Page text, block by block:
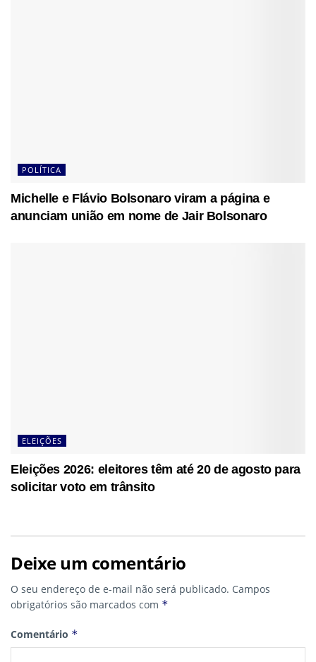
POLÍTICA
Michelle e Flávio Bolsonaro viram a página e
anunciam união em nome de Jair Bolsonaro
ELEIÇÕES
Eleições 2026: eleitores têm até 20 de agosto para
solicitar voto em trânsito
Deixe um comentário
O seu endereço de e-mail não será publicado. Campos
obrigatórios são marcados com *
Comentário *